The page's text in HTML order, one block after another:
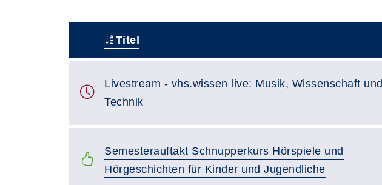
Titel
Livestream - vhs.wissen live: Musik, Wissenschaft und
Technik
Semesterauftakt Schnupperkurs Hörspiele und
Hörgeschichten für Kinder und Jugendliche